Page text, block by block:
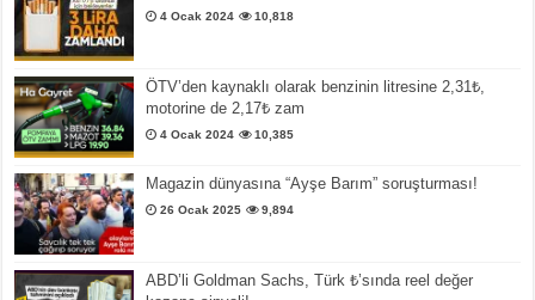
4 Ocak 2024 10,818
ÖTV’den kaynaklı olarak benzinin litresine 2,31₺,
motorine de 2,17₺ zam
4 Ocak 2024 10,385
Magazin dünyasına “Ayşe Barım” soruşturması!
26 Ocak 2025 9,894
ABD’li Goldman Sachs, Türk ₺’sında reel değer